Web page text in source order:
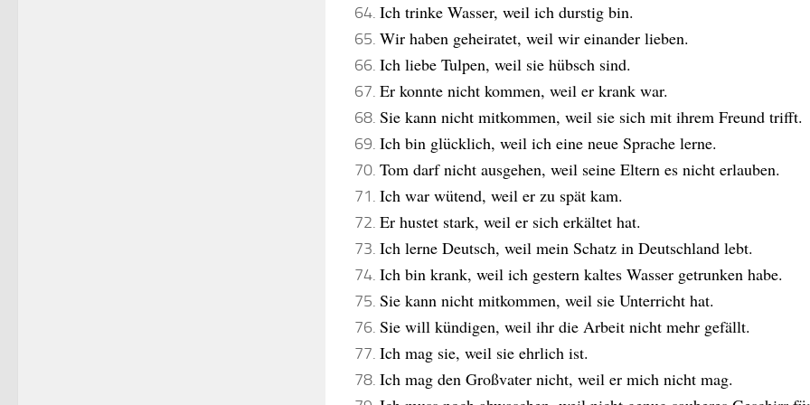
Ich trinke Wasser, weil ich durstig bin.
Wir haben geheiratet, weil wir einander lieben.
Ich liebe Tulpen, weil sie hübsch sind.
Er konnte nicht kommen, weil er krank war.
Sie kann nicht mitkommen, weil sie sich mit ihrem Freund trifft.
Ich bin glücklich, weil ich eine neue Sprache lerne.
Tom darf nicht ausgehen, weil seine Eltern es nicht erlauben.
Ich war wütend, weil er zu spät kam.
Er hustet stark, weil er sich erkältet hat.
Ich lerne Deutsch, weil mein Schatz in Deutschland lebt.
Ich bin krank, weil ich gestern kaltes Wasser getrunken habe.
Sie kann nicht mitkommen, weil sie Unterricht hat.
Sie will kündigen, weil ihr die Arbeit nicht mehr gefällt.
Ich mag sie, weil sie ehrlich ist.
Ich mag den Großvater nicht, weil er mich nicht mag.